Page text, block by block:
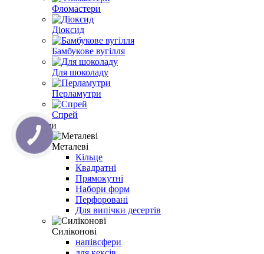
Фломастери
Діоксид
Бамбукове вугілля
Для шоколаду
Перламутри
Спрей
Форми
Металеві
Кільце
Квадратні
Прямокутні
Набори форм
Перфоровані
Для випічки десертів
Силіконові
напівсфери